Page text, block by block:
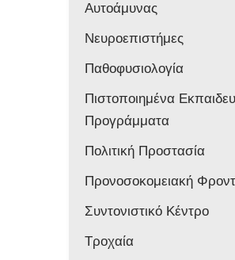
Αυτοάμυνας
Νευροεπιστήμες
Παθοφυσιολογία
Πιστοποιημένα
Προγράμματα
Πολιτική Προστασία
Προνοσοκομειακή
Συντονιστικό Κέντρο
Τροχαία